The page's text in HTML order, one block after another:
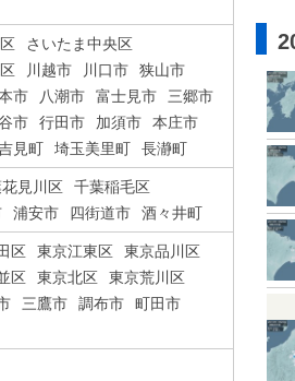
さいたま中央区
川越市 川口市
狭山市
市 八潮市 富士見市
三郷市
市 行田市 加須市
本庄市
見町 埼玉美里町 長瀞町
見川区
千葉稲毛区
浦安市 四街道市 酒々井町
区 東京江東区
東京品川区
区 東京北区
東京荒川区
三鷹市 調布市
町田市